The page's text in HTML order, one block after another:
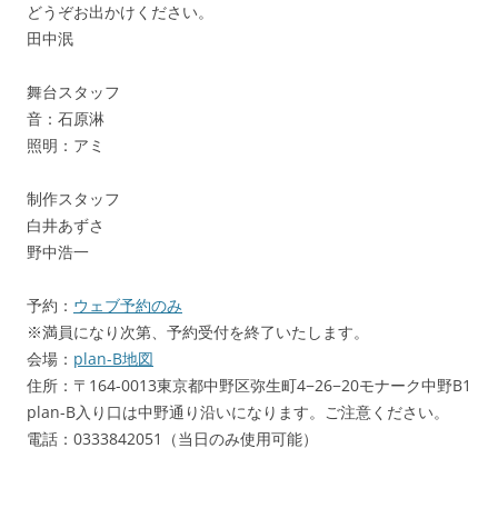
どうぞお出かけください。
田中泯
舞台スタッフ
音：石原淋
照明：アミ
制作スタッフ
白井あずさ
野中浩一
予約： ウェブ予約のみ
※満員になり次第、予約受付を終了いたします。
会場： plan-B地図
住所：〒164-0013東京都中野区弥生町4−26−20モナーク中野B1
plan-B入り口は中野通り沿いになります。ご注意ください。
電話：0333842051（当日のみ使用可能）